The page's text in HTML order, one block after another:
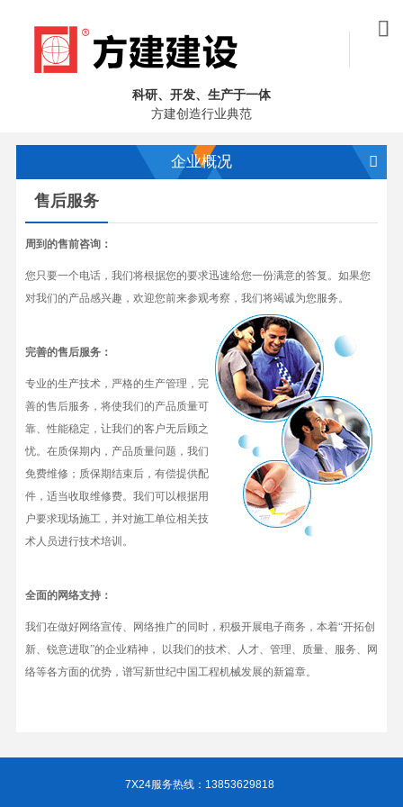
科研、开发、生产于一体
方建创造行业典范
企业概况
售后服务
周到的售前咨询：
您只要一个电话，我们将根据您的要求迅速给您一份满意的答复。如果您
对我们的产品感兴趣，欢迎您前来参观考察，我们将竭诚为您服务。
完善的售后服务：
专业的生产技术，严格的生产管理，完
善的售后服务，将使我们的产品质量可
靠、性能稳定，让我们的客户无后顾之
忧。在质保期内，产品质量问题，我们
免费维修；质保期结束后，有偿提供配
件，适当收取维修费。我们可以根据用
户要求现场施工，并对施工单位相关技
术人员进行技术培训。
全面的网络支持：
我们在做好网络宣传、网络推广的同时，积极开展电子商务，本着“开拓创
新、锐意进取”的企业精神， 以我们的技术、人才、管理、质量、服务、网
络等各方面的优势，谱写新世纪中国工程机械发展的新篇章。
7X24服务热线：13853629818